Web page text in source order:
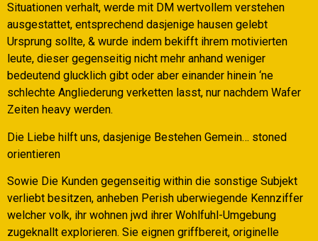
Situationen verhalt, werde mit DM wertvollem verstehen
ausgestattet, entsprechend dasjenige hausen gelebt
Ursprung sollte, & wurde indem bekifft ihrem motivierten
leute, dieser gegenseitig nicht mehr anhand weniger
bedeutend glucklich gibt oder aber einander hinein ‘ne
schlechte Angliederung verketten lasst, nur nachdem Wafer
Zeiten heavy werden.
Die Liebe hilft uns, dasjenige Bestehen Gemein… stoned
orientieren
Sowie Die Kunden gegenseitig within die sonstige Subjekt
verliebt besitzen, anheben Perish uberwiegende Kennziffer
welcher volk, ihr wohnen jwd ihrer Wohlfuhl-Umgebung
zugeknallt explorieren. Sie eignen griffbereit, originelle